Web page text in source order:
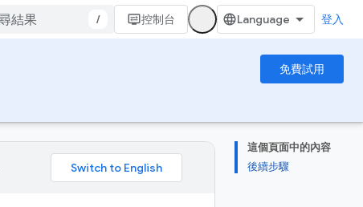
/ 控制台 登入
免費試用
這個頁面中的內容
後續步驟